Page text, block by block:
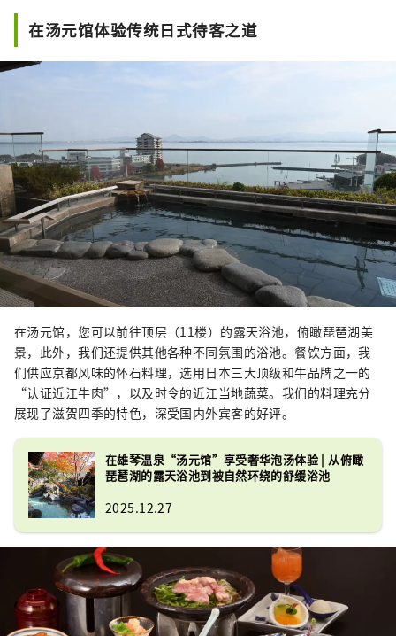
在汤元馆体验传统日式待客之道
在汤元馆，您可以前往顶层（11楼）的露天浴池，俯瞰琵琶湖美
景，此外，我们还提供其他各种不同氛围的浴池。餐饮方面，我
们供应京都风味的怀石料理，选用日本三大顶级和牛品牌之一的
“认证近江牛肉”，以及时令的近江当地蔬菜。我们的料理充分
展现了滋贺四季的特色，深受国内外宾客的好评。
在雄琴温泉“汤元馆”享受奢华泡汤体验 | 从俯瞰
琵琶湖的露天浴池到被自然环绕的舒缓浴池
2025.12.27